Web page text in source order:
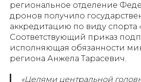
региональное отделение
дронов получило
аккредитацию по виду спорта
Соответствующий приказ
исполняющая обязанности
региона Анжела Тарасевич.
«Целями центральной